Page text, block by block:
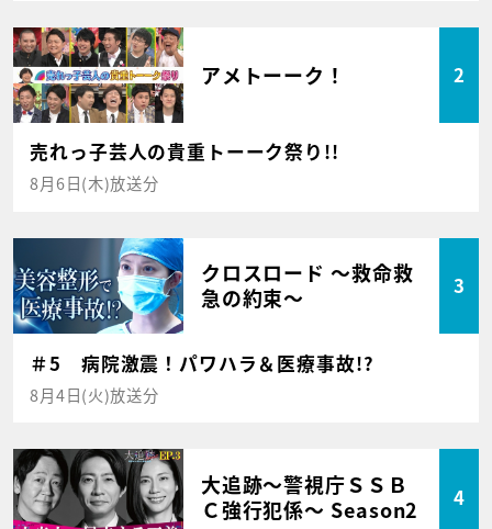
アメトーーク！ 2
売れっ子芸人の貴重トーーク祭り!!
8月6日(木)放送分
クロスロード ～救命救
急の約束～
3
＃5 病院激震！パワハラ＆医療事故!?
8月4日(火)放送分
大追跡～警視庁ＳＳＢ
Ｃ強行犯係～ Season2
4